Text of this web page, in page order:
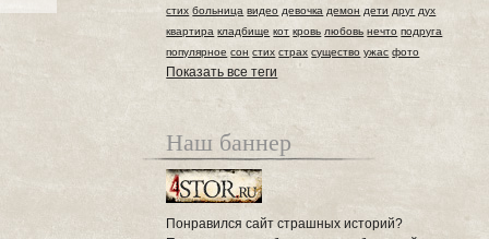
стих больница видео девочка демон дети друг дух
квартира кладбище кот кровь любовь нечто подруга
популярное сон стих страх существо ужас фото
Показать все теги
Наш баннер
Понравился сайт страшных историй?